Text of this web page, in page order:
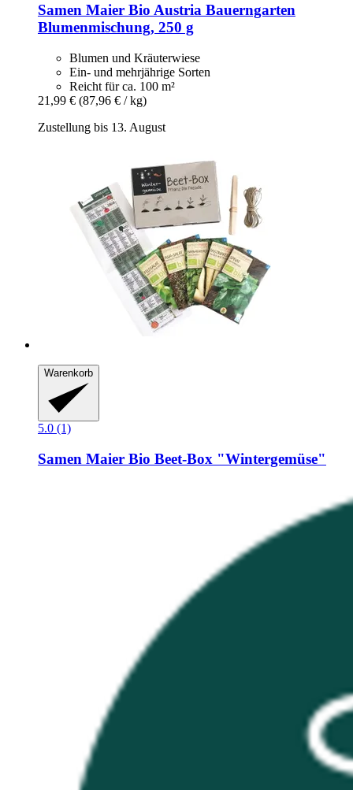
Samen Maier Bio Austria Bauerngarten
Blumenmischung, 250 g
Blumen und Kräuterwiese
Ein- und mehrjährige Sorten
Reicht für ca. 100 m²
21,99 € (87,96 € / kg)
Zustellung bis 13. August
Warenkorb
5.0 (1)
Samen Maier Bio Beet-​Box "Wintergemüse"